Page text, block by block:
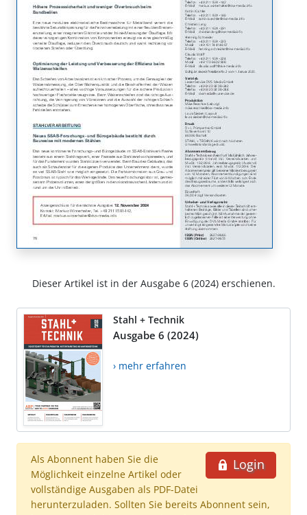
Dieser Artikel ist in der Ausgabe 6 (2024) erschienen.
Stahl + Technik
Ausgabe 6 (2024)
› mehr erfahren
Login
Als Abonnent haben Sie die
Möglichkeit einzelne Artikel oder
vollständige Ausgaben als PDF-Datei
herunterzuladen. Sollten Sie bereits Abonnent sein,